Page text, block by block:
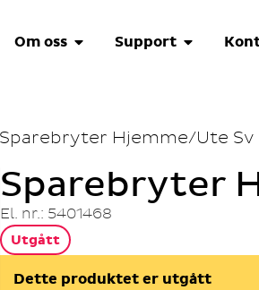
Om oss Support
Hjemme/Ute Sv
Sparebryter
El. nr.: 5401468
Utgått
Dette produktet er utgått